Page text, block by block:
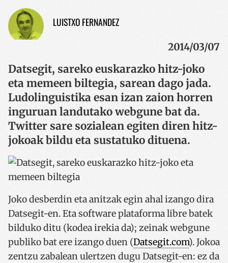
LUISTXO FERNANDEZ
2014/03/07
Datsegit, sareko euskarazko hitz-joko
eta memeen biltegia, sarean dago jada.
Ludolinguistika esan izan zaion horren
inguruan landutako webgune bat da.
Twitter sare sozialean egiten diren hitz-
jokoak bildu eta sustatuko dituena.
Joko desberdin eta anitzak egin ahal izango dira
Datsegit-en. Eta software plataforma libre batek
bilduko ditu (kodea irekia da); zeinak webgune
publiko bat ere izango duen (Datsegit.com). Jokoa
zentzu zabalean ulertzen dugu Datsegit-en: ez da